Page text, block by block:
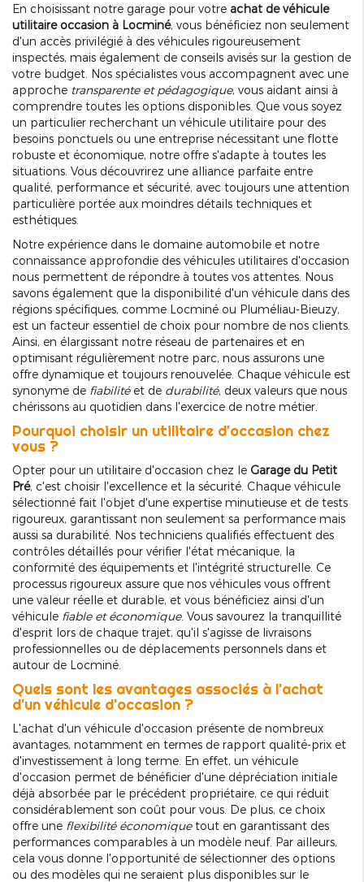
En choisissant notre garage pour votre achat de véhicule
utilitaire occasion à Locminé, vous bénéficiez non seulement
d'un accès privilégié à des véhicules rigoureusement
inspectés, mais également de conseils avisés sur la gestion de
votre budget. Nos spécialistes vous accompagnent avec une
approche transparente et pédagogique, vous aidant ainsi à
comprendre toutes les options disponibles. Que vous soyez
un particulier recherchant un véhicule utilitaire pour des
besoins ponctuels ou une entreprise nécessitant une flotte
robuste et économique, notre offre s'adapte à toutes les
situations. Vous découvrirez une alliance parfaite entre
qualité, performance et sécurité, avec toujours une attention
particulière portée aux moindres détails techniques et
esthétiques.
Notre expérience dans le domaine automobile et notre
connaissance approfondie des véhicules utilitaires d'occasion
nous permettent de répondre à toutes vos attentes. Nous
savons également que la disponibilité d'un véhicule dans des
régions spécifiques, comme Locminé ou Pluméliau-Bieuzy,
est un facteur essentiel de choix pour nombre de nos clients.
Ainsi, en élargissant notre réseau de partenaires et en
optimisant régulièrement notre parc, nous assurons une
offre dynamique et toujours renouvelée. Chaque véhicule est
synonyme de fiabilitéet de durabilité, deux valeurs que nous
chérissons au quotidien dans l'exercice de notre métier.
Pourquoi choisir un utilitaire d'occasion chez
vous ?
Opter pour un utilitaire d'occasion chez le Garage du Petit
Pré, c'est choisir l'excellence et la sécurité. Chaque véhicule
sélectionné fait l'objet d'une expertise minutieuse et de tests
rigoureux, garantissant non seulement sa performance mais
aussi sa durabilité. Nos techniciens qualifiés effectuent des
contrôles détaillés pour vérifier l'état mécanique, la
conformité des équipements et l'intégrité structurelle. Ce
processus rigoureux assure que nos véhicules vous offrent
une valeur réelle et durable, et vous bénéficiez ainsi d'un
véhicule fiable et économique. Vous savourez la tranquillité
d'esprit lors de chaque trajet, qu'il s'agisse de livraisons
professionnelles ou de déplacements personnels dans et
autour de Locminé.
Quels sont les avantages associés à l'achat
d'un véhicule d'occasion ?
L'achat d'un véhicule d'occasion présente de nombreux
avantages, notamment en termes de rapport qualité-prix et
d'investissement à long terme. En effet, un véhicule
d'occasion permet de bénéficier d'une dépréciation initiale
déjà absorbée par le précédent propriétaire, ce qui réduit
considérablement son coût pour vous. De plus, ce choix
offre une flexibilité économiquetout en garantissant des
performances comparables à un modèle neuf. Par ailleurs,
cela vous donne l'opportunité de sélectionner des options
ou des modèles qui ne seraient plus disponibles sur le